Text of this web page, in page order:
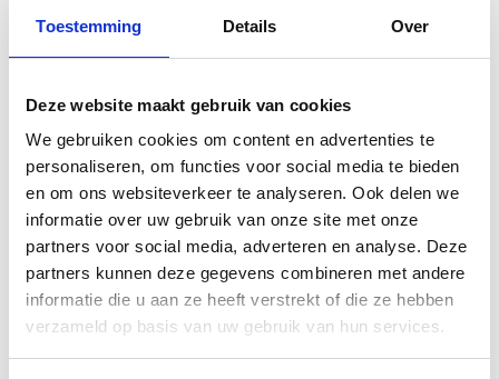
Toestemming Details Over
Deze website maakt gebruik van cookies
We gebruiken cookies om content en advertenties te
personaliseren, om functies voor social media te bieden
en om ons websiteverkeer te analyseren. Ook delen we
informatie over uw gebruik van onze site met onze
partners voor social media, adverteren en analyse. Deze
partners kunnen deze gegevens combineren met andere
informatie die u aan ze heeft verstrekt of die ze hebben
verzameld op basis van uw gebruik van hun services.
Ook de rechter keldermuur, die aan de kelder van de
buren grenst, was vochtig, zie de foto hierboven. Ook
daar bladderde de verf en brokkelde het stucwerk
eraf. Tevergeefs probeerde Guram met het stuken van
de muur met betonmortel het vochtprobleem op te
lossen, echter de muur bleef vochtig.
Het water het water trok ook enkele meters in de
dwars liggende rechtermuur, zie de